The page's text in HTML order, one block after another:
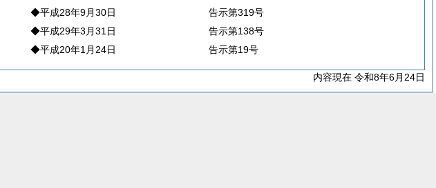
◆平成28年9月30日
告示第319号
◆平成29年3月31日
告示第138号
◆平成20年1月24日 告示第19号
内容現在 令和8年6月24日